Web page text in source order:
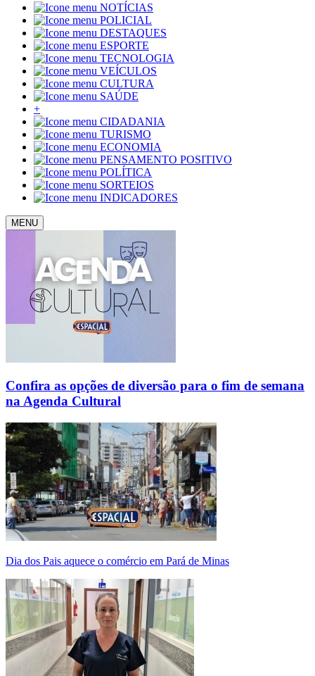
NOTÍCIAS
POLICIAL
DESTAQUES
ESPORTE
TECNOLOGIA
VEÍCULOS
CULTURA
SAÚDE
+
CIDADANIA
TURISMO
ECONOMIA
PENSAMENTO POSITIVO
POLÍTICA
SORTEIOS
INDICADORES
MENU
Confira as opções de diversão para o fim de semana
na Agenda Cultural
Dia dos Pais aquece o comércio em Pará de Minas